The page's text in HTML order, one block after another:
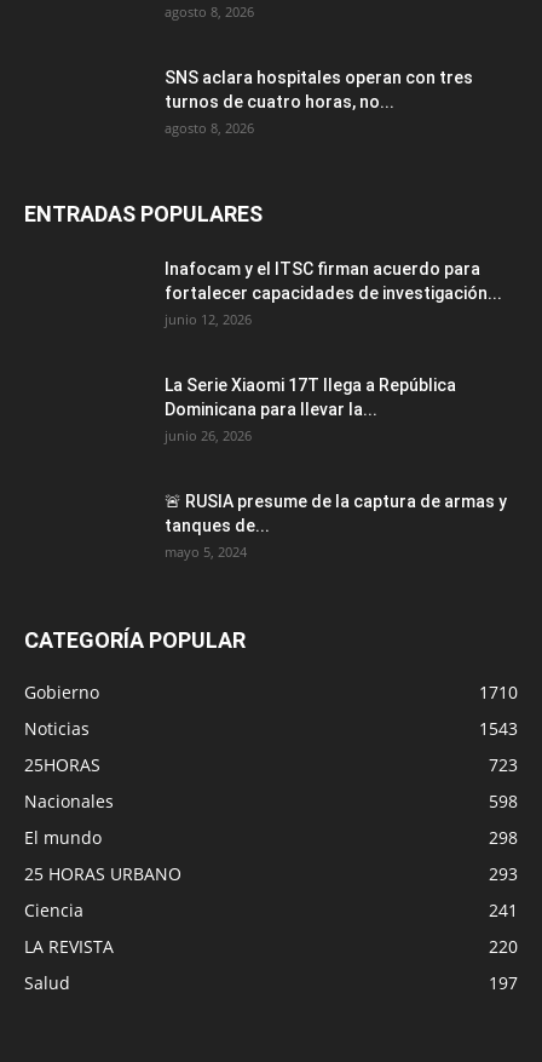
agosto 8, 2026
SNS aclara hospitales operan con tres
turnos de cuatro horas, no...
agosto 8, 2026
ENTRADAS POPULARES
Inafocam y el ITSC firman acuerdo para
fortalecer capacidades de investigación...
junio 12, 2026
La Serie Xiaomi 17T llega a República
Dominicana para llevar la...
junio 26, 2026
🚨 RUSIA presume de la captura de armas y
tanques de...
mayo 5, 2024
CATEGORÍA POPULAR
Gobierno
1710
Noticias
1543
25HORAS
723
Nacionales
598
El mundo
298
25 HORAS URBANO
293
Ciencia
241
LA REVISTA
220
Salud
197